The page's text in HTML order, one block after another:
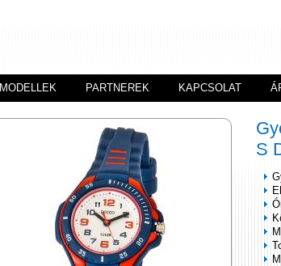
MODELLEK PARTNEREK KAPCSOLAT
S